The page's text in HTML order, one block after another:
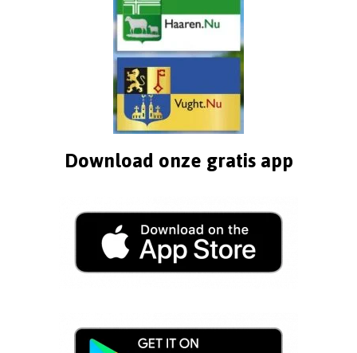
Download onze gratis app